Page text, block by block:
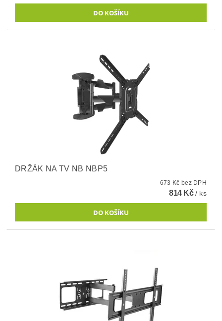
DRŽÁK NA TV NB NBP5
673 Kč bez DPH
814 Kč/ ks